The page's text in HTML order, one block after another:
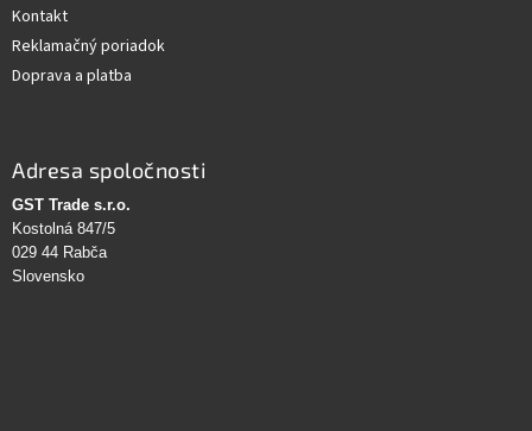
Kontakt
Reklamačný poriadok
Doprava a platba
Adresa spoločnosti
GST Trade s.r.o.
Kostolná 847/5
029 44 Rabča
Slovensko